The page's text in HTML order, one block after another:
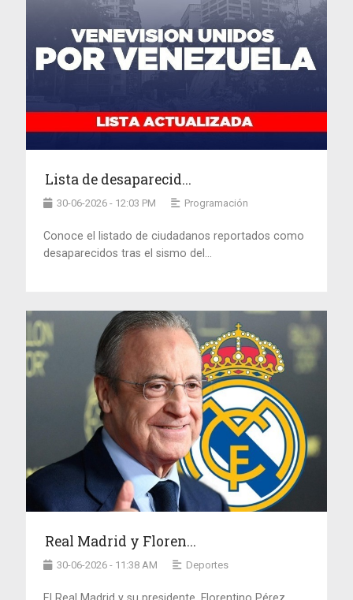
Lista de desaparecid...
30-06-2026 - 12:03 PM Programación
Conoce el listado de ciudadanos reportados como
desaparecidos tras el sismo del...
Real Madrid y Floren...
30-06-2026 - 11:38 AM Deportes